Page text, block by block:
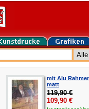
mit Alu
matt
119,90 €
109,90 €